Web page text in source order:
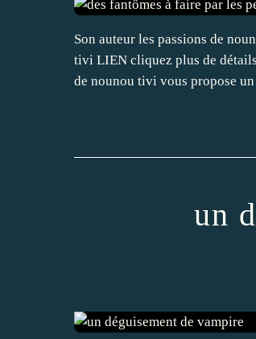
Son auteur les passions de
tivi LIEN cliquez plus de
de nounou tivi vous propose un
un